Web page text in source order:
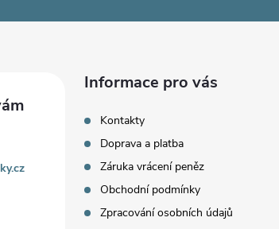
Informace pro vás
Kontakty
Doprava a platba
Záruka vrácení peněz
Obchodní podmínky
Zpracování osobních údajů